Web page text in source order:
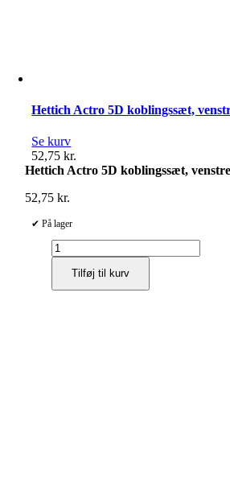
Hettich Actro 5D koblingssæt,
Se kurv
52,75kr.
Hettich Actro 5D koblingssæt,
52,75kr.
✔ På lager
Hettich
Actro
koblingssæt,
Tilføj til kurv